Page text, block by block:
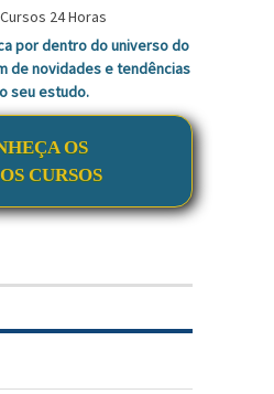
por dentro do universo do
de novidades e tendências
seu estudo.
OS
CURSOS